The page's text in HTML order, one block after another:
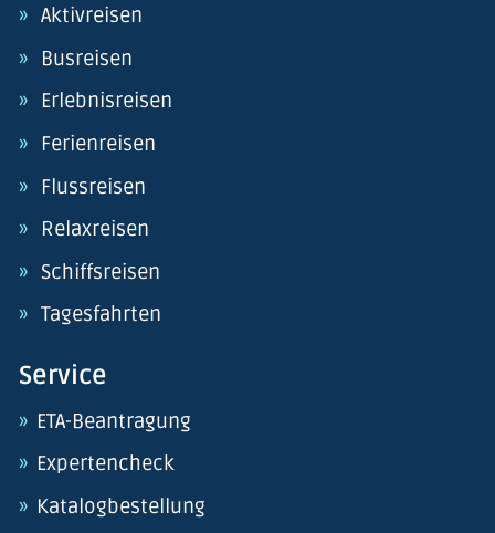
Aktivreisen
Busreisen
Erlebnisreisen
Ferienreisen
Flussreisen
Relaxreisen
Schiffsreisen
Tagesfahrten
Service
ETA-Beantragung
Expertencheck
Katalogbestellung